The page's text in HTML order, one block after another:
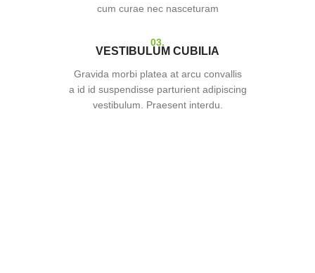
cum curae nec nasceturam
03.
VESTIBULUM CUBILIA
Gravida morbi platea at arcu convallis
a id id suspendisse parturient adipiscing
vestibulum. Praesent interdu.